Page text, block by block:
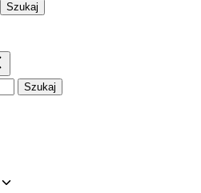
Szukaj
Szukaj